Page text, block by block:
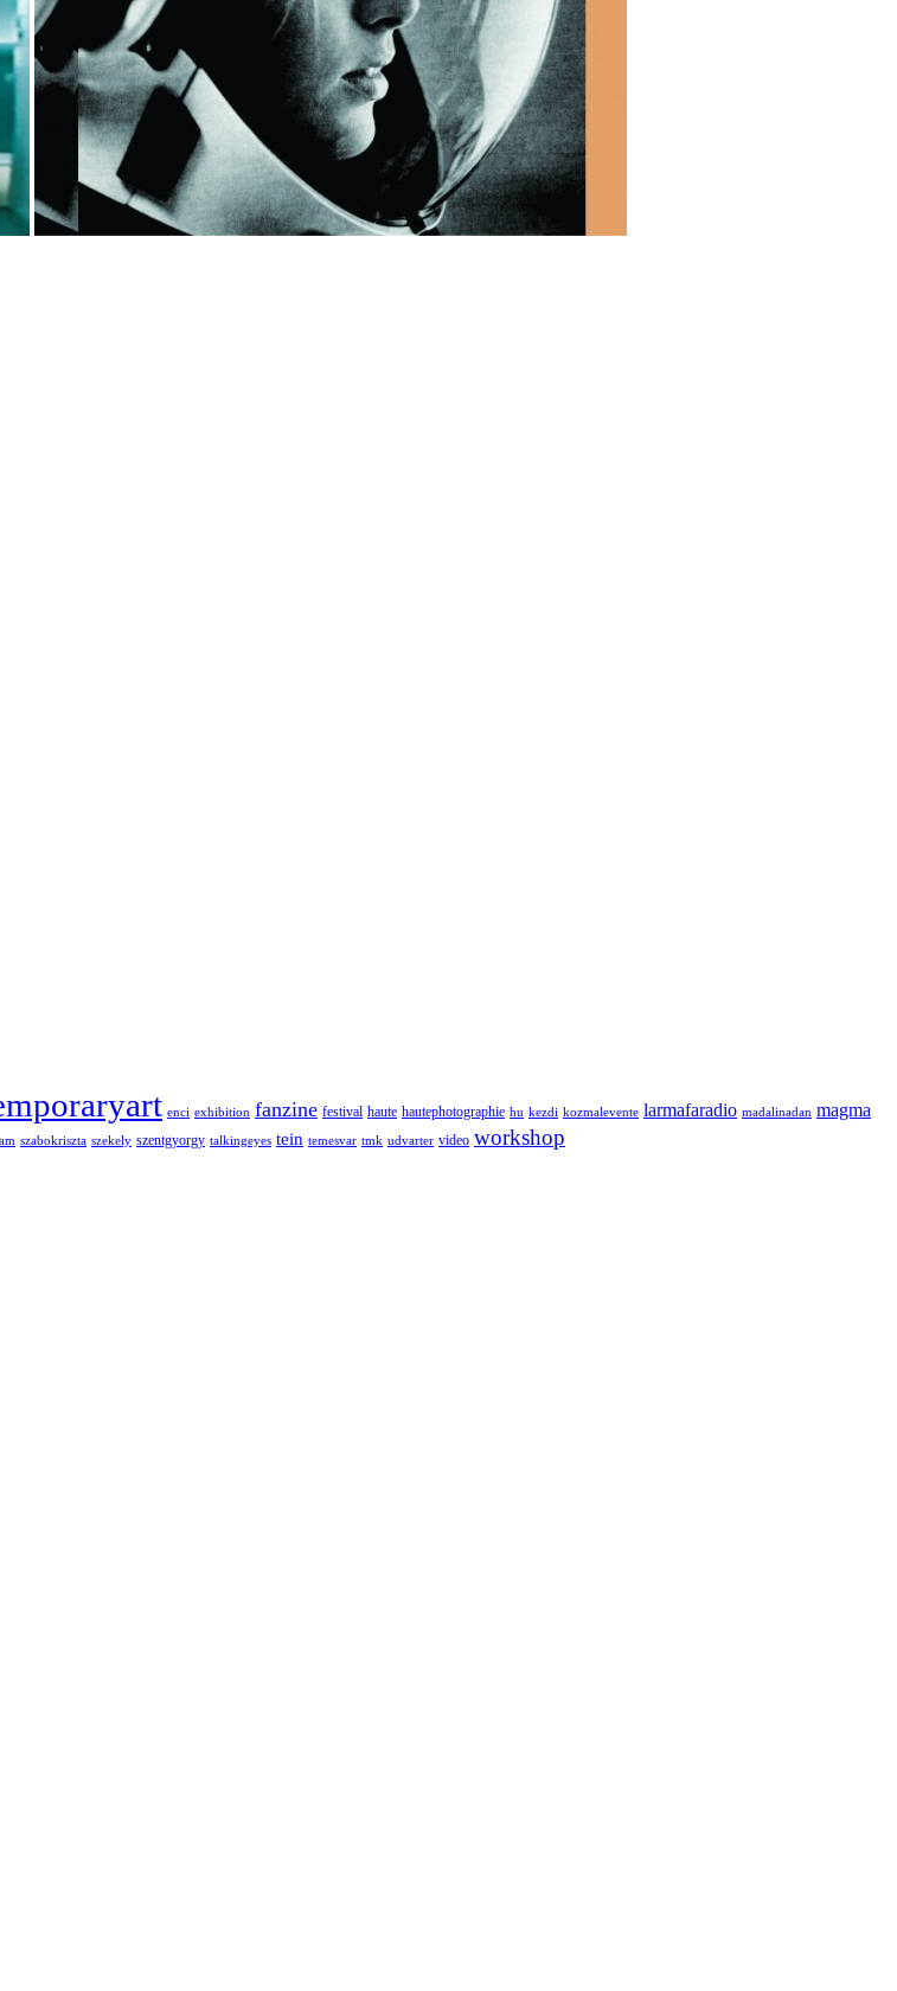
enci exhibition fanzine festival haute hautephotographie hu kezdi kozmalevente larmafaradio madalinadan magma
szabokriszta szekely szentgyorgy talkingeyes tein temesvar tmk udvarter video workshop